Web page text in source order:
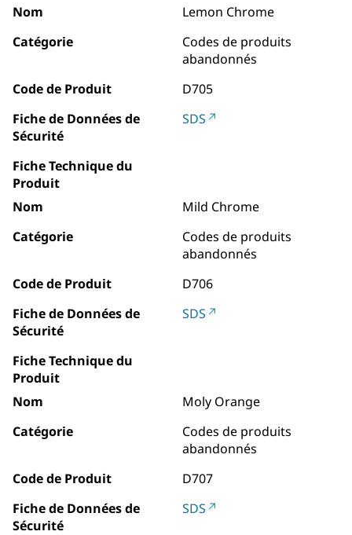
Nom
Lemon Chrome
Catégorie
Codes de produits
abandonnés
Code de Produit
D705
Fiche de Données de
Sécurité
SDS
Fiche Technique du
Produit
Nom
Mild Chrome
Catégorie
Codes de produits
abandonnés
Code de Produit
D706
Fiche de Données de
Sécurité
SDS
Fiche Technique du
Produit
Nom
Moly Orange
Catégorie
Codes de produits
abandonnés
Code de Produit
D707
Fiche de Données de
Sécurité
SDS